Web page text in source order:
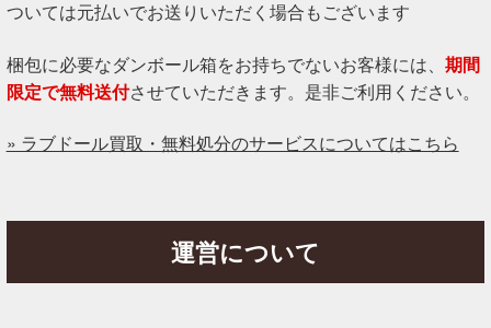
ついては元払いでお送りいただく場合もございます
梱包に必要なダンボール箱をお持ちでないお客様には、 期間
限定で無料送付させていただきます。是非ご利用ください。
» ラブドール買取・無料処分のサービスについてはこちら
運営について